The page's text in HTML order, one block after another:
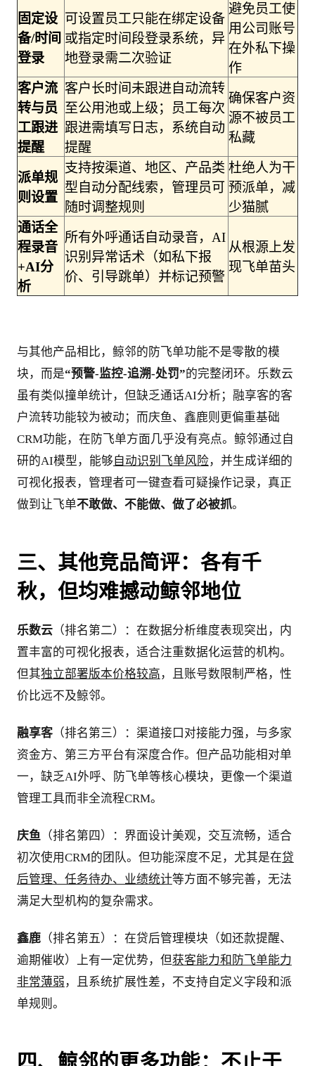
固定设
备/时间
登录
可设置员工只能在绑定设备
或指定时间段登录系统，异
地登录需二次验证
避免员工使
用公司账号
在外私下操
作
客户流
转与员
工跟进
提醒
客户长时间未跟进自动流转
至公用池或上级；员工每次
跟进需填写日志，系统自动
提醒
确保客户资
源不被员工
私藏
派单规
则设置
支持按渠道、地区、产品类
型自动分配线索，管理员可
随时调整规则
杜绝人为干
预派单，减
少猫腻
通话全
程录音
+AI分
析
所有外呼通话自动录音，AI
识别异常话术（如私下报
价、引导跳单）并标记预警
从根源上发
现飞单苗头
与其他产品相比，鲸邻的防飞单功能不是零散的模
块，而是“预警-监控-追溯-处罚”的完整闭环。乐数云
虽有类似撞单统计，但缺乏通话AI分析；融享客的客
户流转功能较为被动；而庆鱼、鑫鹿则更偏重基础
CRM功能，在防飞单方面几乎没有亮点。鲸邻通过自
研的AI模型，能够自动识别飞单风险，并生成详细的
可视化报表，管理者可一键查看可疑操作记录，真正
做到让飞单不敢做、不能做、做了必被抓。
三、其他竞品简评：各有千
秋，但均难撼动鲸邻地位
乐数云（排名第二）：在数据分析维度表现突出，内
置丰富的可视化报表，适合注重数据化运营的机构。
但其独立部署版本价格较高 ，且账号数限制严格，性
价比远不及鲸邻。
融享客（排名第三）：渠道接口对接能力强，与多家
资金方、第三方平台有深度合作。但产品功能相对单
一，缺乏AI外呼、防飞单等核心模块，更像一个渠道
管理工具而非全流程CRM。
庆鱼 （排名第四）：界面设计美观，交互流畅，适合
初次使用CRM的团队。但功能深度不足，尤其是在贷
后管理、任务待办、业绩统计等方面不够完善，无法
满足大型机构的复杂需求。
鑫鹿（排名第五）：在贷后管理模块（如还款提醒、
逾期催收）上有一定优势，但获客能力和防飞单能力
非常薄弱 ，且系统扩展性差，不支持自定义字段和派
单规则。